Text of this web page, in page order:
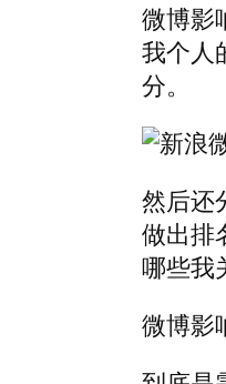
微博影
我个人
分。
然后还
做出排
哪些我
微博影